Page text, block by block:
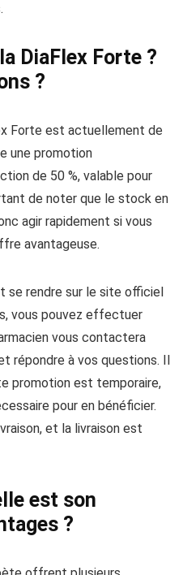
DiaFlex Forte ?
?
Forte est actuellement de
une promotion
de 50 %, valable pour
de noter que le stock en
agir rapidement si vous
avantageuse.
se rendre sur le site officiel
vous pouvez effectuer
vous contactera
répondre à vos questions. Il
promotion est temporaire,
pour en bénéficier.
et la livraison est
est son
?